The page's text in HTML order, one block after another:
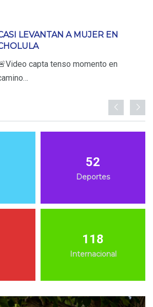
LEVANTAN A MUJER EN
capta tenso momento en
52
Deportes
118
Internacional